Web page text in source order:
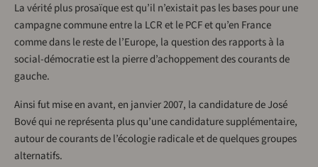
La vérité plus prosaïque est qu’il n’existait pas les bases pour une
campagne commune entre la LCR et le PCF et qu’en France
comme dans le reste de l’Europe, la question des rapports à la
social-démocratie est la pierre d’achoppement des courants de
gauche.
Ainsi fut mise en avant, en janvier 2007, la candidature de José
Bové qui ne représenta plus qu’une candidature supplémentaire,
autour de courants de l’écologie radicale et de quelques groupes
alternatifs.